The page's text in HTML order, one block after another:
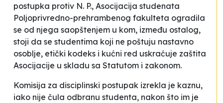
postupka protiv N. P., Asocijacija studenata
Poljoprivredno-prehrambenog fakulteta ogradila
se od njega saopštenjem u kom, između ostalog,
stoji da se studentima koji ne poštuju nastavno
osoblje, etički kodeks i kućni red uskraćuje zaštita
Asocijacije u skladu sa Statutom i zakonom.
Komisija za disciplinski postupak izrekla je kaznu,
iako nije čula odbranu studenta, nakon što im je